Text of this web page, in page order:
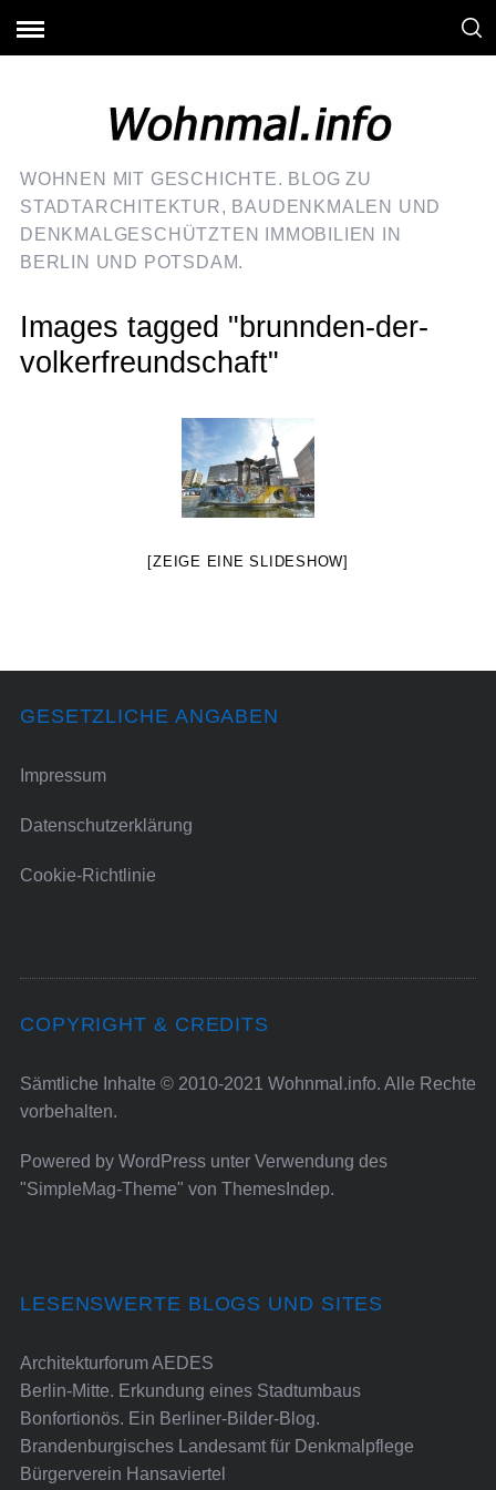
WOHNEN MIT GESCHICHTE. BLOG ZU
STADTARCHITEKTUR, BAUDENKMALEN UND
DENKMALGESCHÜTZTEN IMMOBILIEN IN
BERLIN UND POTSDAM.
Images tagged "brunnden-der-
volkerfreundschaft"
[ZEIGE EINE SLIDESHOW]
GESETZLICHE ANGABEN
Impressum
Datenschutzerklärung
Cookie-Richtlinie
COPYRIGHT & CREDITS
Sämtliche Inhalte © 2010-2021 Wohnmal.info. Alle Rechte
vorbehalten.
Powered by WordPressunter Verwendung des
"SimpleMag-Theme" von ThemesIndep.
LESENSWERTE BLOGS UND SITES
Architekturforum AEDES
Berlin-Mitte. Erkundung eines Stadtumbaus
Bonfortionös. Ein Berliner-Bilder-Blog.
Brandenburgisches Landesamt für Denkmalpflege
Bürgerverein Hansaviertel